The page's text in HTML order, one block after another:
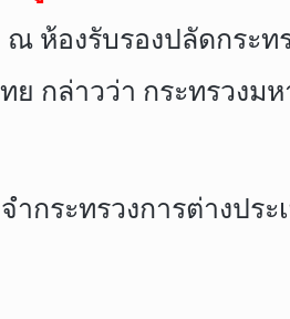
ณ ห้องรับรองปลัดกร
กล่าวว่า กระทรวง
กระทรวงการต่างป